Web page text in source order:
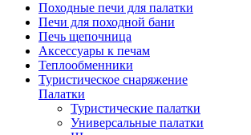
Походные печи для палатки
Печи для походной бани
Печь щепочница
Аксессуары к печам
Теплообменники
Туристическое снаряжение
Палатки
Туристические палатки
Универсальные палатки